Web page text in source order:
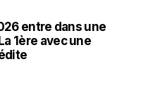
entre dans une
1ère avec une